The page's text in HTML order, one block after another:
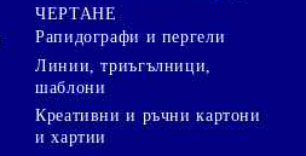
ЧЕРТАНЕ
Рапидографи и пергели
Линии, триъгълници,
шаблони
Креативни и ръчни картони
и хартии